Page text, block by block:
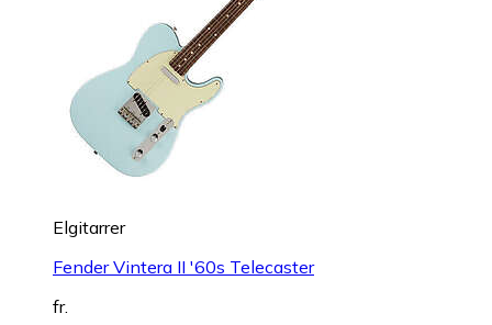
Elgitarrer
Fender Vintera II '60s Telecaster
fr.